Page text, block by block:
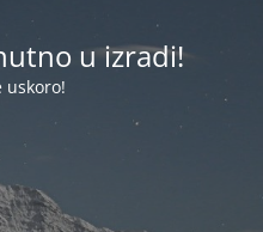
u izradi!
uskoro!